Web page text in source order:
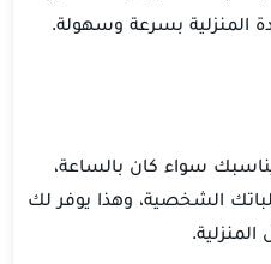
المنزلية بسرعة وسهولة.
سواء كان بالساعة،
الشخصية، وهذا يوفر لك
المنزلية.